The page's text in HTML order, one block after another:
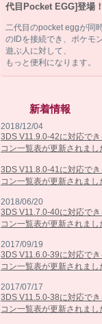
代目Pocket EGG]登場！
二代目のpocket eggが同
のIDを接続でき、ポケモ
遊ぶ人に対して、
もっと便利になります。
新着情報
2018/12/04
3DS V11.9.0-42に対応でき
コン一覧表が更新されまし
3DS V11.8.0-41に対応でき
コン一覧表が更新されまし
2018/06/20
3DS V11.7.0-40に対応でき
コン一覧表が更新されまし
2017/09/19
3DS V11.6.0-39に対応でき
コン一覧表が更新されまし
2017/07/17
3DS V11.5.0-38に対応でき
コン一覧表が更新されまし